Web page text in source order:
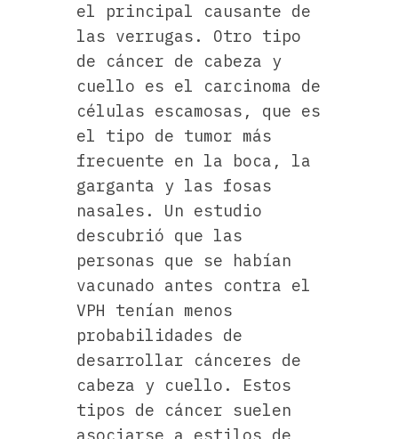
el principal causante de
las verrugas. Otro tipo
de cáncer de cabeza y
cuello es el carcinoma de
células escamosas, que es
el tipo de tumor más
frecuente en la boca, la
garganta y las fosas
nasales. Un estudio
descubrió que las
personas que se habían
vacunado antes contra el
VPH tenían menos
probabilidades de
desarrollar cánceres de
cabeza y cuello. Estos
tipos de cáncer suelen